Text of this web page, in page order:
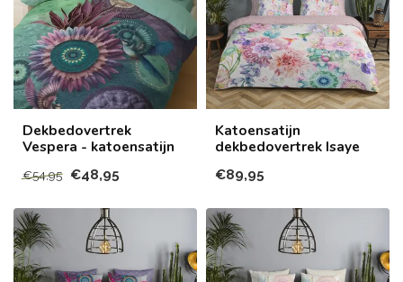
Dekbedovertrek
Vespera - katoensatijn
€54,95 €48,95
Katoensatijn
dekbedovertrek Isaye
€89,95